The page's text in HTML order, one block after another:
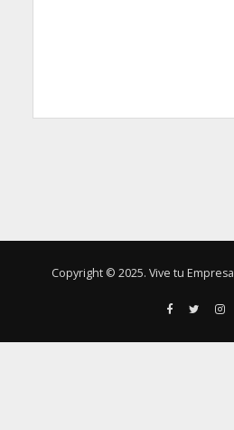
Copyright © 2025. Vive tu Empresa